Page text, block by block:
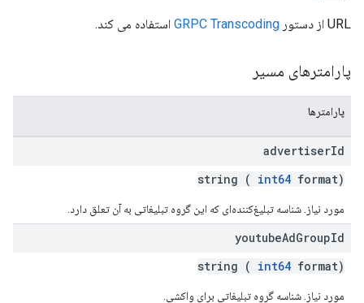
URL از دستور GRPC Transcoding استفاده می کند.
پارامترهای مسیر
پارامترها
advertiserId
string ( int64 format)
مورد نیاز. شناسه تبلیغ‌کننده‌ای که این گروه تبلیغاتی به آن تعلق دارد.
youtubeAdGroupId
string ( int64 format)
مورد نیاز. شناسه گروه تبلیغاتی برای واکشی.